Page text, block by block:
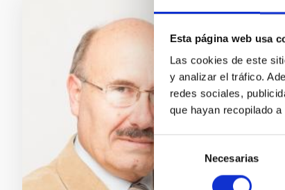
Esta página web usa
Las cookies de este
y analizar el tráfico.
redes sociales,
que hayan recopilado
Selección
consentimiento
Necesarias